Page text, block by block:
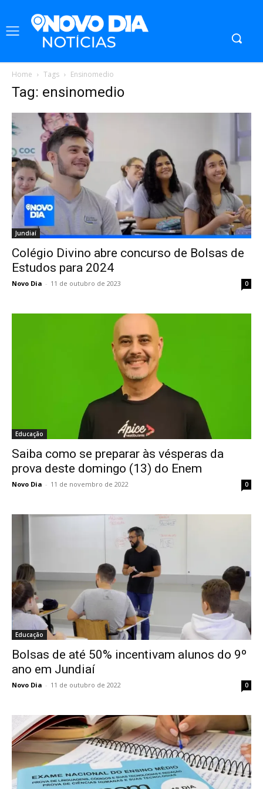
Home Tags Ensinomedio
Tag: ensinomedio
Jundiaí
Colégio Divino abre concurso de Bolsas de
Estudos para 2024
Novo Dia - 11 de outubro de 2023 0
Educação
Saiba como se preparar às vésperas da
prova deste domingo (13) do Enem
Novo Dia - 11 de novembro de 2022 0
Educação
Bolsas de até 50% incentivam alunos do 9º
ano em Jundiaí
Novo Dia - 11 de outubro de 2022 0